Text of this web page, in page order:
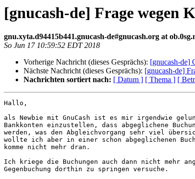
[gnucash-de] Frage wegen
gnu.xyta.d94415b441.gnucash-de#gnucash.org at
So Jun 17 10:59:52 EDT 2018
Vorherige Nachricht (dieses Gesprächs): [gnucash-de]
Nächste Nachricht (dieses Gesprächs): [gnucash-de]
Nachrichten sortiert nach: [ Datum ] [ Thema ] [
Hallo,
als Newbie mit GnuCash ist es mir irgendwie
Bankkonten einzustellen, dass abgeglichene
werden, was den Abgleichvorgang sehr viel
wollte ich aber in einer schon abgeglichenen
komme nicht mehr dran.
Ich kriege die Buchungen auch dann nicht mehr
Gegenbuchung dorthin zu springen versuche.